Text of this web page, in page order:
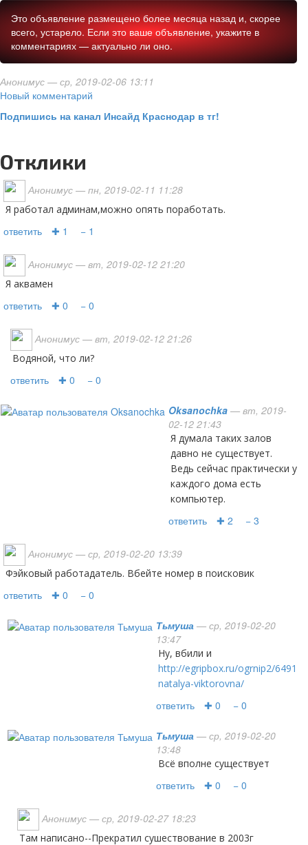
Это объявление размещено более месяца назад и, скорее
всего, устарело. Если это ваше объявление, укажите в
комментариях — актуально ли оно.
Анонимус — ср, 2019-02-06 13:11
Новый комментарий
Подпишись на канал Инсайд Краснодар в тг!
Отклики
Анонимус — пн, 2019-02-11 11:28
Я работал админам,можно опять поработать.
ответить ✚ 1 − 1
Анонимус — вт, 2019-02-12 21:20
Я аквамен
ответить ✚ 0 − 0
Анонимус — вт, 2019-02-12 21:26
Водяной, что ли?
ответить ✚ 0 − 0
Oksanochka — вт, 2019-
02-12 21:43
Я думала таких залов
давно не существует.
Ведь сейчас практически у
каждого дома есть
компьютер.
ответить ✚ 2 − 3
Анонимус — ср, 2019-02-20 13:39
Фэйковый работадатель. Вбейте номер в поисковик
ответить ✚ 0 − 0
Тьмуша — ср, 2019-02-20
13:47
Ну, вбили и
http://egripbox.ru/ogrnip2/
natalya-viktorovna/
ответить ✚ 0 − 0
Тьмуша — ср, 2019-02-20
13:48
Всё вполне существует
ответить ✚ 0 − 0
Анонимус — ср, 2019-02-27 18:23
Там написано--Прекратил сушествование в 2003г